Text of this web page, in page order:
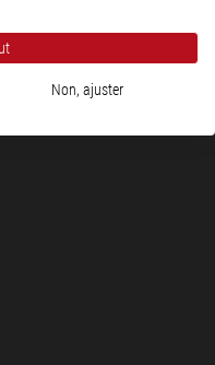
Non, ajuster